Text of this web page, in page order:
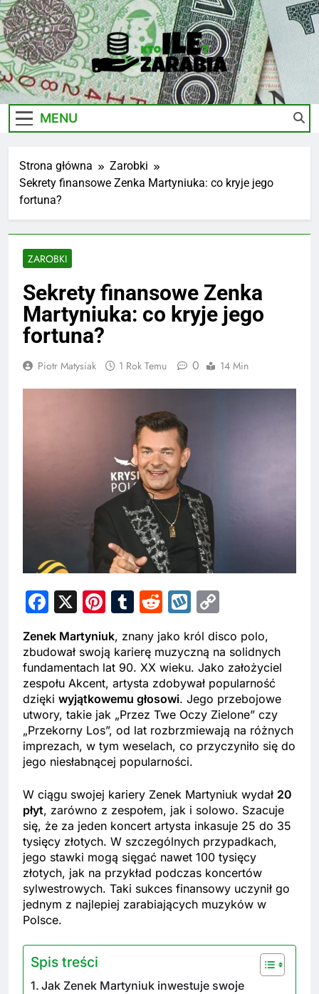
Skip
to
content
Ile-
Zarabia.edu.pl
Zarobki Gwiazd, Ciekawostki I Biznes
MENU
Strona główna
Zarobki
Sekrety finansowe Zenka Martyniuka: co kryje jego
fortuna?
ZAROBKI
Sekrety finansowe Zenka
Martyniuka: co kryje jego
fortuna?
Piotr Matysiak 1 Rok Temu 0 14 Min
Facebook
X Pinterest
Tumblr
RedditWykop
Link
Zenek Martyniuk, znany jako król disco polo,
zbudował swoją karierę muzyczną na solidnych
fundamentach lat 90. XX wieku. Jako założyciel
zespołu Akcent, artysta zdobywał popularność
dzięki wyjątkowemu głosowi. Jego przebojowe
utwory, takie jak „Przez Twe Oczy Zielone” czy
„Przekorny Los”, od lat rozbrzmiewają na różnych
imprezach, w tym weselach, co przyczyniło się do
jego niesłabnącej popularności.
W ciągu swojej kariery Zenek Martyniuk wydał 20
płyt, zarówno z zespołem, jak i solowo. Szacuje
się, że za jeden koncert artysta inkasuje 25 do 35
tysięcy złotych. W szczególnych przypadkach,
jego stawki mogą sięgać nawet 100 tysięcy
złotych, jak na przykład podczas koncertów
sylwestrowych. Taki sukces finansowy uczynił go
jednym z najlepiej zarabiających muzyków w
Polsce.
Spis treści
Jak Zenek Martyniuk inwestuje swoje